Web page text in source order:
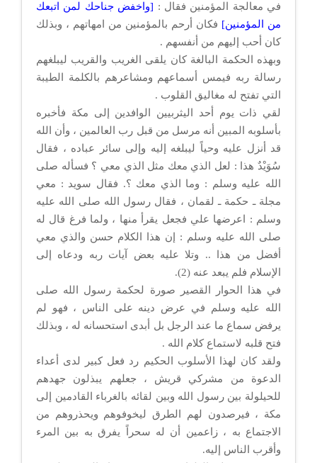
في معالجة المؤمنين فقال : [واخفض جناحك لمن اتبعك
من المؤمنين] فكان أرحم بالمؤمنين من امهاتهم ، وبذلك
كان أحب إليهم من أنفسهم .
وبهذه الحكمة البالغة كان يلقى الغريب والقريب ليبلغهم
رسالة ربه فيمس أسماعهم ومشاعرهم بالكلمة الطيبة
التي تفتح له مغاليق القلوب .
لقي ذات يوم أحد اليثربيين الوافدين إلى مكة فأخبره
بأسلوبه المبين أنه مرسل من قبل رب العالمين ، وأن الله
قد أنزل عليه وحياً ليبلغه إليه وإلى سائر عباده ، فقال
سُوَيْدٌ هذا : لعل الذي معك مثل الذي معي ؟ فسأله صلى
الله عليه وسلم : وما الذي معك ؟. فقال سويد : معي
مجلة ـ حكمة ـ لقمان ، فقال رسول الله صلى الله عليه
وسلم : اعرضها علي فجعل يقرأ منها ، ولما فرغ قال له
صلى الله عليه وسلم : إن هذا الكلام حسن والذي معي
أفضل من هذا .. وتلا عليه بعض آيات ربه ودعاه إلى
الإسلام فلم يبعد عنه (2).
في هذا الحوار القصير صورة لحكمة رسول الله صلى
الله عليه وسلم في عرض دينه على الناس ، فهو لم
يرفض سماع ما عند الرجل بل أبدى استحسانه له ، وبذلك
فتح قلبه لاستماع كلام الله .
ولقد كان لهذا الأسلوب الحكيم رد فعل كبير لدى أعداء
الدعوة من مشركي قريش ، جعلهم يبذلون جهدهم
للحيلولة بين رسول الله وبين لقائه بالغرباء القادمين إلى
مكة ، فيرصدون لهم الطرق ليخوفوهم ويحذروهم من
الاجتماع به ، زاعمين أن له سحراً يفرق به بين المرء
وأقرب الناس إليه.